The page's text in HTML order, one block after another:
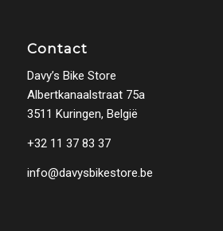
Contact
Davy’s Bike Store
Albertkanaalstraat 75a
3511 Kuringen, België
+32 11 37 83 37
info@davysbikestore.be